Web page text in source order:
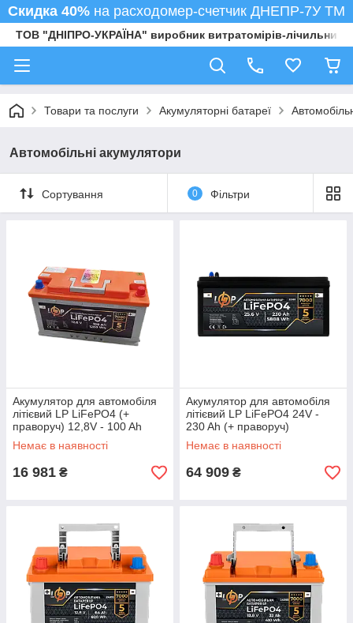
Скидка 40% на расходомер-счетчик ДНЕПР-7У ТМ
ТОВ "ДНІПРО-УКРАЇНА" виробник витратомірів-
Товари та послуги Акумуляторні батареї
Автомобільні акумулятори
Сортування 0 Фільтри
Акумулятор для автомобіля
літієвий LP LiFePO4 (+
праворуч) 12,8V - 100 Ah
(1280Wh)
Немає в наявності
16 981 ₴
Акумулятор для автомобіля
літієвий LP LiFePO4 24V -
230 Ah (+ праворуч)
Немає в наявності
64 909 ₴